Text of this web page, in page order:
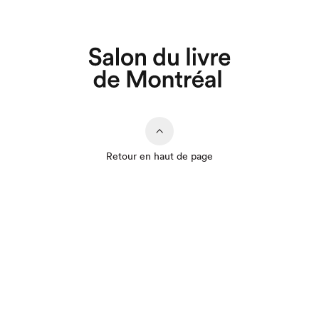
Retour en haut de page